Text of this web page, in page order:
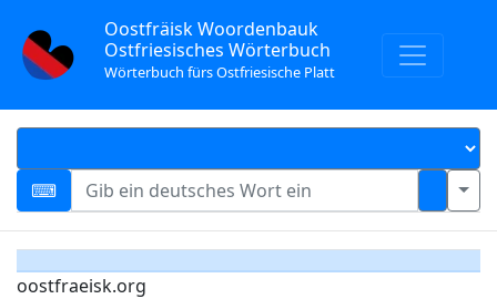
Oostfräisk Woordenbauk
Ostfriesisches Wörterbuch
Wörterbuch fürs Ostfriesische Platt
oostfraeisk.org